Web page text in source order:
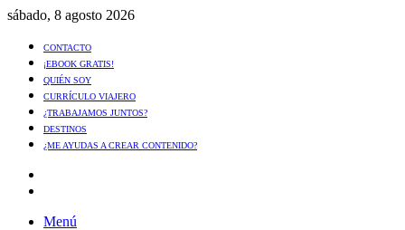
sábado, 8 agosto 2026
CONTACTO
¡EBOOK GRATIS!
QUIÉN SOY
CURRÍCULO VIAJERO
¿TRABAJAMOS JUNTOS?
DESTINOS
¿ME AYUDAS A CREAR CONTENIDO?
Menú